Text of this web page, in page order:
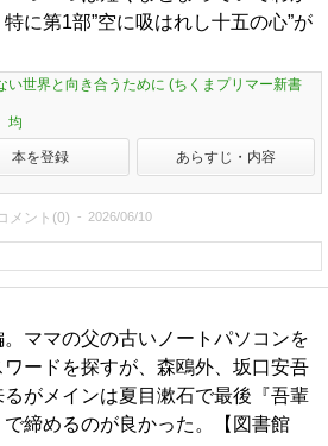
に第1部”空に吸はれし十五の心”が
い世界と向き合うために (ちくまプリマー新書
均
本を登録 あらすじ・内容
メント(0) 2026/06/10
。ママの父の古いノートパソコンを
ワードを探すが、森鴎外、坂口安吾
がメインは夏目漱石で最後『吾輩
締めるのが良かった。【図書館